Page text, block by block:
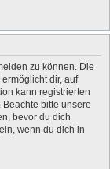
zu können. Die
dir, auf
kann registrierten
bitte unsere
bevor du dich
wenn du dich in